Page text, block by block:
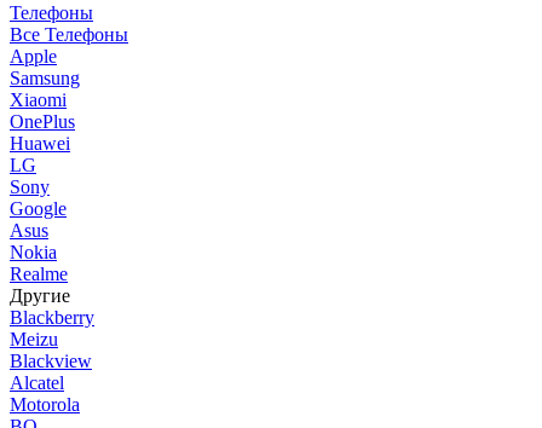
Телефоны
Все Телефоны
Apple
Samsung
Xiaomi
OnePlus
Huawei
LG
Sony
Google
Asus
Nokia
Realme
Другие
Blackberry
Meizu
Blackview
Alcatel
Motorola